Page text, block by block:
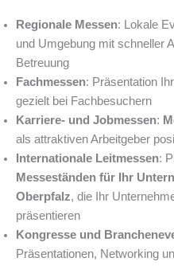
Regionale Messen: Lokale
und Umgebung mit schneller
Betreuung
Fachmessen: Präsentation
gezielt bei Fachbesuchern
Karriere- und Jobmessen:
als attraktiven Arbeitgeber
Internationale Leitmessen:
Messeständen für Ihr
Oberpfalz, die Ihr
präsentieren
Kongresse und
Präsentationen, Networking